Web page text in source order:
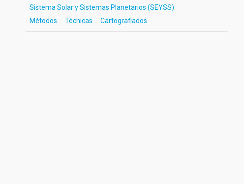
Sistema Solar y Sistemas Planetarios (SEYSS)
Métodos
Técnicas Cartografiados